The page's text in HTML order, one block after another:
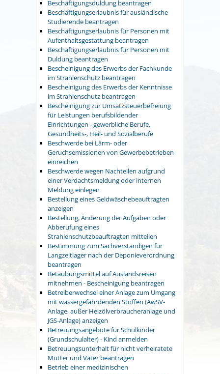
Beschäftigungsduldung beantragen
Beschäftigungserlaubnis für ausländische
Studierende beantragen
Beschäftigungserlaubnis für Personen mit
Aufenthaltsgestattung beantragen
Beschäftigungserlaubnis für Personen mit
Duldung beantragen
Bescheinigung des Erwerbs der Fachkunde
im Strahlenschutz beantragen
Bescheinigung des Erwerbs der Kenntnisse
im Strahlenschutz beantragen
Bescheinigung zur Umsatzsteuerbefreiung
für Leistungen berufsbildender
Einrichtungen - gewerbliche Berufe,
Gesundheits-, Heil- und Sozialberufe
Beschwerde bei Lärm- oder
Geruchsemissionen von Gewerbebetrieben
einreichen
Beschwerde wegen Nachteilen aufgrund
einer Verdachtsmeldung oder internen
Meldung einlegen
Bestellung eines Geldwäschebeauftragten
anzeigen
Bestellung, Änderung der Aufgaben oder
Abberufung eines
Strahlenschutzbeauftragten mitteilen
Bestimmung zum Sachverständigen für
Langzeitlager nach der Deponieverordnung
beantragen
Betäubungsmittel auf Auslandsreisen
mitnehmen - Bescheinigung beantragen
Betreiberwechsel einer Anlage zum Umgang
mit wassergefährdenden Stoffen (AwSV-
Anlage, außer Heizölverbraucheranlage und
JGS-Anlage) anzeigen
Betreuungsangebote für Schulkinder
(Grundschulalter) - Kind anmelden
Betreuungsunterhalt für nicht verheiratete
Mütter und Väter beantragen
Betrieb einer medizinischen